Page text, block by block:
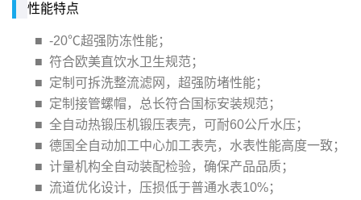
性能特点
■ -20℃超强防冻性能；
■ 符合欧美直饮水卫生规范；
■ 定制可拆洗整流滤网，超强防堵性能；
■ 定制接管螺帽，总长符合国标安装规范；
■ 全自动热锻压机锻压表壳，可耐60公斤水压；
■ 德国全自动加工中心加工表壳，水表性能高度一致；
■ 计量机构全自动装配检验，确保产品品质；
■ 流道优化设计，压损低于普通水表10%；